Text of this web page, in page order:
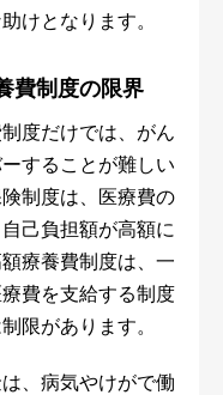
けとなります。
費制度の限界
度だけでは、がん
することが難しい
制度は、医療費の
己負担額が高額に
療養費制度は、一
費を支給する制度
限があります。
、病気やけがで働